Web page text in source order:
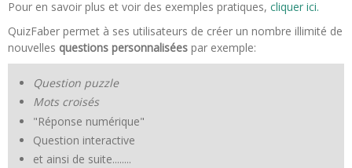
Pour en savoir plus et voir des exemples pratiques, cliquer ici.
QuizFaber permet à ses utilisateurs de créer un nombre illimité de
nouvelles questions personnalisées par exemple:
Question puzzle
Mots croisés
"Réponse numérique"
Question interactive
et ainsi de suite........